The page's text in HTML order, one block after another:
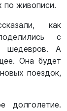
по живописи.
как
с
шедевров. А
Она будет
поездок,
долголетие.